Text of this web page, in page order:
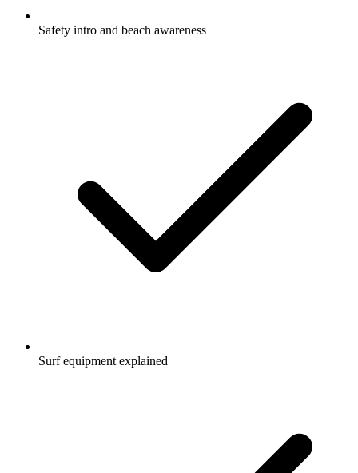
Safety intro and beach awareness
Surf equipment explained